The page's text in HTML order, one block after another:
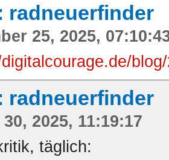
radneuerfinder
25, 2025,
radneuerfinder
2025, 11:19:17
täglich: